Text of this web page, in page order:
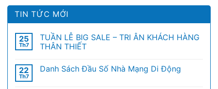
TIN TỨC MỚI
25
Th7
TUẦN LỄ BIG SALE – TRI ÂN KHÁCH HÀNG
THÂN THIẾT
22
Th7
Danh Sách Đầu Số Nhà Mạng Di Động